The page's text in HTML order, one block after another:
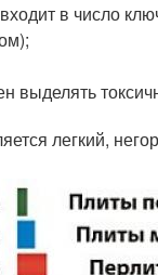
в число
выделять
легкий,